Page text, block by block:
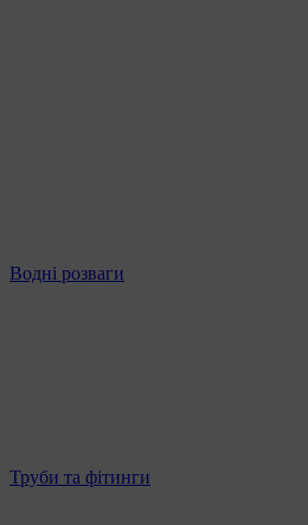
Водні розваги
Труби та фітинги